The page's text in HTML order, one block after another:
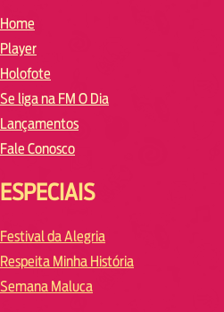
Home
Player
Holofote
Se liga na FM O Dia
Lançamentos
Fale Conosco
ESPECIAIS
Festival da Alegria
Respeita Minha História
Semana Maluca